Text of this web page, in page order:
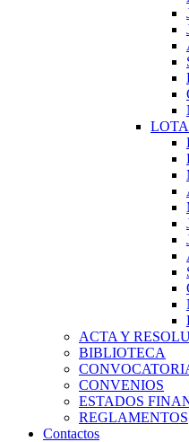
ACTA Y
BIBLIOTECA
CONVENIOS
ESTADOS
REGLAMENTOS
Contactos